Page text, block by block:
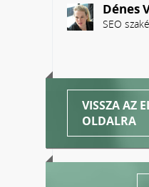
Dénes
SEO
VISSZA AZ
OLDALRA